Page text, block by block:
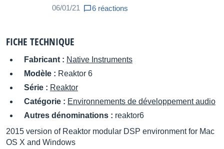
06/01/21 6 réactions
FICHE TECHNIQUE
Fabricant : Native Instruments
Modèle : Reaktor 6
Série : Reaktor
Catégorie : Environnements de développement audio
Autres dénominations : reaktor6
2015 version of Reaktor modular DSP environment for Mac
OS X and Windows